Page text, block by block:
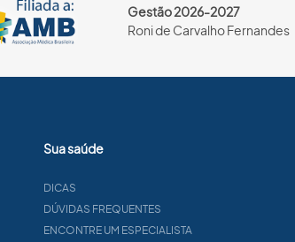
Gestão 2026-2027
Roni de Carvalho Fernandes
Sua saúde
DICAS
DÚVIDAS FREQUENTES
ENCONTRE UM ESPECIALISTA